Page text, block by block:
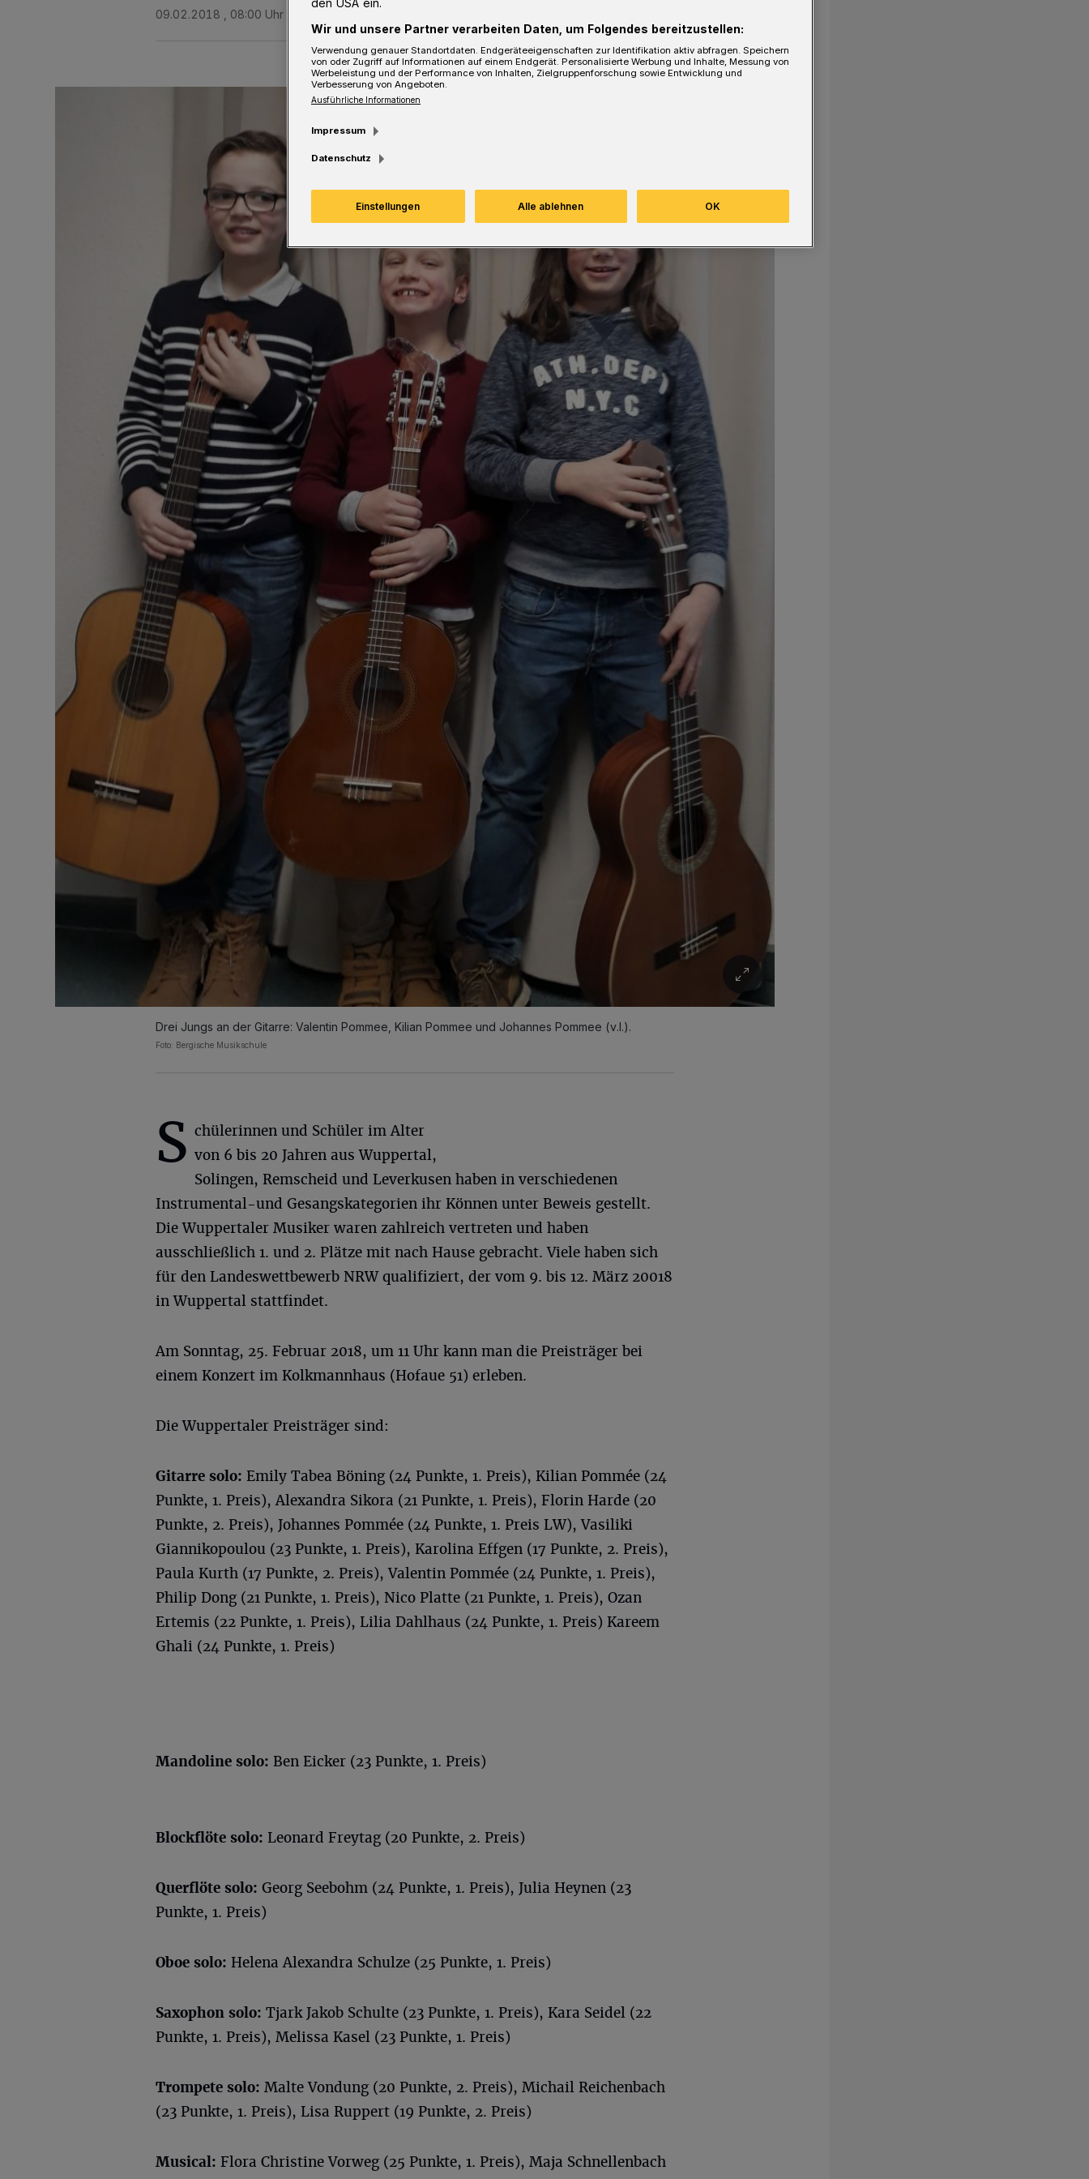
09.02.2018 , 08:00 Uhr
Drei Jungs an der Gitarre: Valentin Pommee, Kilian Pommee und Johannes Pommee (v.l.).
Foto: Bergische Musikschule
S chülerinnen und Schüler im Alter
von 6 bis 20 Jahren aus Wuppertal,
Solingen, Remscheid und Leverkusen haben in verschiedenen
Instrumental-und Gesangskategorien ihr Können unter Beweis gestellt.
Die Wuppertaler Musiker waren zahlreich vertreten und haben
ausschließlich 1. und 2. Plätze mit nach Hause gebracht. Viele haben sich
für den Landeswettbewerb NRW qualifiziert, der vom 9. bis 12. März 20018
in Wuppertal stattfindet.
Am Sonntag, 25. Februar 2018, um 11 Uhr kann man die Preisträger bei
einem Konzert im Kolkmannhaus (Hofaue 51) erleben.
Die Wuppertaler Preisträger sind:
Gitarre solo: Emily Tabea Böning (24 Punkte, 1. Preis), Kilian Pommée (24
Punkte, 1. Preis), Alexandra Sikora (21 Punkte, 1. Preis), Florin Harde (20
Punkte, 2. Preis), Johannes Pommée (24 Punkte, 1. Preis LW), Vasiliki
Giannikopoulou (23 Punkte, 1. Preis), Karolina Effgen (17 Punkte, 2. Preis),
Paula Kurth (17 Punkte, 2. Preis), Valentin Pommée (24 Punkte, 1. Preis),
Philip Dong (21 Punkte, 1. Preis), Nico Platte (21 Punkte, 1. Preis), Ozan
Ertemis (22 Punkte, 1. Preis), Lilia Dahlhaus (24 Punkte, 1. Preis) Kareem
Ghali (24 Punkte, 1. Preis)
Mandoline solo: Ben Eicker (23 Punkte, 1. Preis)
Blockflöte solo: Leonard Freytag (20 Punkte, 2. Preis)
Querflöte solo: Georg Seebohm (24 Punkte, 1. Preis), Julia Heynen (23
Punkte, 1. Preis)
Oboe solo: Helena Alexandra Schulze (25 Punkte, 1. Preis)
Saxophon solo: Tjark Jakob Schulte (23 Punkte, 1. Preis), Kara Seidel (22
Punkte, 1. Preis), Melissa Kasel (23 Punkte, 1. Preis)
Trompete solo: Malte Vondung (20 Punkte, 2. Preis), Michail Reichenbach
(23 Punkte, 1. Preis), Lisa Ruppert (19 Punkte, 2. Preis)
Musical: Flora Christine Vorweg (25 Punkte, 1. Preis), Maja Schnellenbach
den USA ein.
Wir und unsere Partner verarbeiten Daten, um Folgendes bereitzustellen:
Verwendung genauer Standortdaten. Endgeräteeigenschaften zur Identifikation aktiv abfragen. Speichern
von oder Zugriff auf Informationen auf einem Endgerät. Personalisierte Werbung und Inhalte, Messung von
Werbeleistung und der Performance von Inhalten, Zielgruppenforschung sowie Entwicklung und
Verbesserung von Angeboten.
Ausführliche Informationen
Impressum
Datenschutz
Einstellungen Alle ablehnen OK